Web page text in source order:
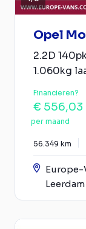
Opel
2.2D
1.060kg
Financieren?
€ 556,03
per maand
56.349 km
Europe-
Leerdam